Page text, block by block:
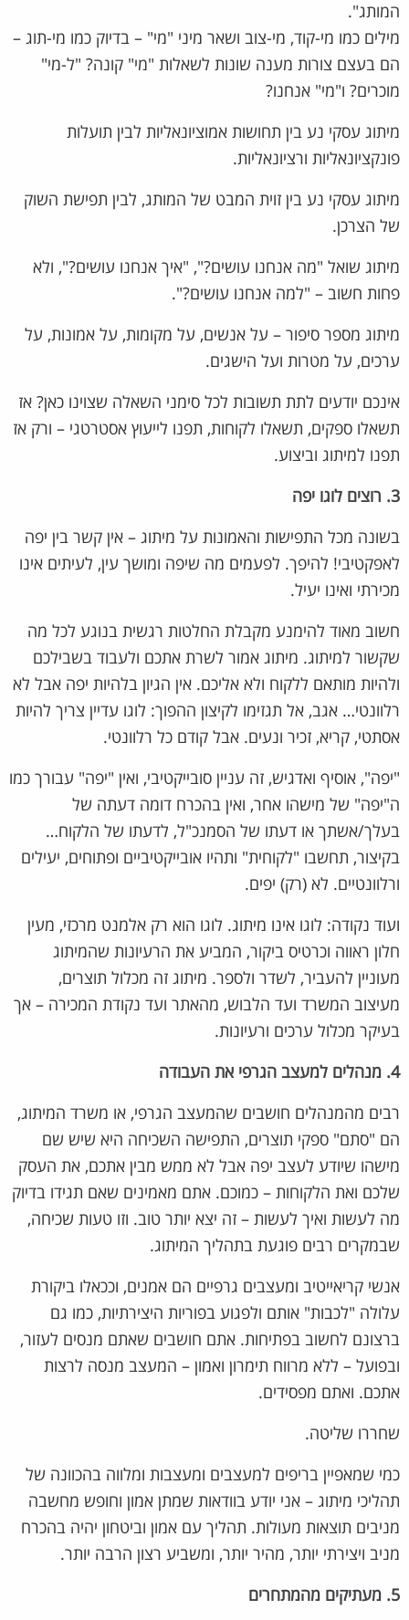
המותג".
מילים כמו מי-קוד, מי-צוב ושאר מיני "מי" – בדיוק כמו מי-תוג –
הם בעצם צורות מענה שונות לשאלות "מי" קונה? "ל-מי"
מוכרים? ו"מי" אנחנו?
מיתוג עסקי נע בין תחושות אמוציונאליות לבין תועלות
פונקציונאליות ורציונאליות.
מיתוג עסקי נע בין זוית המבט של המותג, לבין תפישת השוק
של הצרכן.
מיתוג שואל "מה אנחנו עושים?", "איך אנחנו עושים?", ולא
פחות חשוב – "למה אנחנו עושים?".
מיתוג מספר סיפור – על אנשים, על מקומות, על אמונות, על
ערכים, על מטרות ועל הישגים.
אינכם יודעים לתת תשובות לכל סימני השאלה שצוינו כאן? אז
תשאלו ספקים, תשאלו לקוחות, תפנו לייעוץ אסטרטגי – ורק אז
תפנו למיתוג וביצוע.
3. רוצים לוגו יפה
בשונה מכל התפישות והאמונות על מיתוג – אין קשר בין יפה
לאפקטיבי! להיפך. לפעמים מה שיפה ומושך עין, לעיתים אינו
מכירתי ואינו יעיל.
חשוב מאוד להימנע מקבלת החלטות רגשית בנוגע לכל מה
שקשור למיתוג. מיתוג אמור לשרת אתכם ולעבוד בשבילכם
ולהיות מותאם ללקוח ולא אליכם. אין הגיון בלהיות יפה אבל לא
רלוונטי… אגב, אל תגזימו לקיצון ההפוך: לוגו עדיין צריך להיות
אסתטי, קריא, זכיר ונעים. אבל קודם כל רלוונטי.
"יפה", אוסיף ואדגיש, זה עניין סובייקטיבי, ואין "יפה" עבורך כמו
ה"יפה" של מישהו אחר, ואין בהכרח דומה דעתה של
בעלך/אשתך או דעתו של הסמנכ"ל, לדעתו של הלקוח…
בקיצור, תחשבו "לקוחית" ותהיו אובייקטיביים ופתוחים, יעילים
ורלוונטיים. לא (רק) יפים.
ועוד נקודה: לוגו אינו מיתוג. לוגו הוא רק אלמנט מרכזי, מעין
חלון ראווה וכרטיס ביקור, המביע את הרעיונות שהמיתוג
מעוניין להעביר, לשדר ולספר. מיתוג זה מכלול תוצרים,
מעיצוב המשרד ועד הלבוש, מהאתר ועד נקודת המכירה – אך
בעיקר מכלול ערכים ורעיונות.
4. מנהלים למעצב הגרפי את העבודה
רבים מהמנהלים חושבים שהמעצב הגרפי, או משרד המיתוג,
הם "סתם" ספקי תוצרים, התפישה השכיחה היא שיש שם
מישהו שיודע לעצב יפה אבל לא ממש מבין אתכם, את העסק
שלכם ואת הלקוחות – כמוכם. אתם מאמינים שאם תגידו בדיוק
מה לעשות ואיך לעשות – זה יצא יותר טוב. וזו טעות שכיחה,
שבמקרים רבים פוגעת בתהליך המיתוג.
אנשי קריאייטיב ומעצבים גרפיים הם אמנים, וככאלו ביקורת
עלולה "לכבות" אותם ולפגוע בפוריות היצירתיות, כמו גם
ברצונם לחשוב בפתיחות. אתם חושבים שאתם מנסים לעזור,
ובפועל – ללא מרווח תימרון ואמון – המעצב מנסה לרצות
אתכם. ואתם מפסידים.
שחררו שליטה.
כמי שמאפיין בריפים למעצבים ומעצבות ומלווה בהכוונה של
תהליכי מיתוג – אני יודע בוודאות שמתן אמון וחופש מחשבה
מניבים תוצאות מעולות. תהליך עם אמון וביטחון יהיה בהכרח
מניב ויצירתי יותר, מהיר יותר, ומשביע רצון הרבה יותר.
5. מעתיקים מהמתחרים